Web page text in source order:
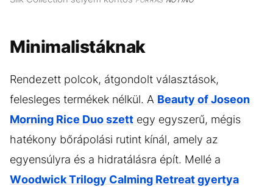
Minimalistáknak
Rendezett polcok, átgondolt választások,
felesleges termékek nélkül. A Beauty of Joseon
Morning Rice Duo szett egy egyszerű, mégis
hatékony bőrápolási rutint kínál, amely az
egyensúlyra és a hidratálásra épít. Mellé a
Woodwick Trilogy Calming Retreat gyertya